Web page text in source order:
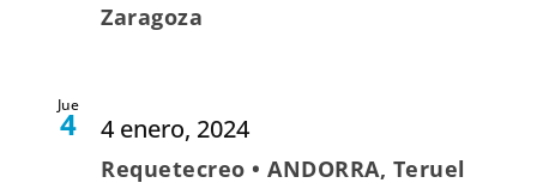
Zaragoza
Jue
4 4 enero, 2024
Requetecreo • ANDORRA, Teruel